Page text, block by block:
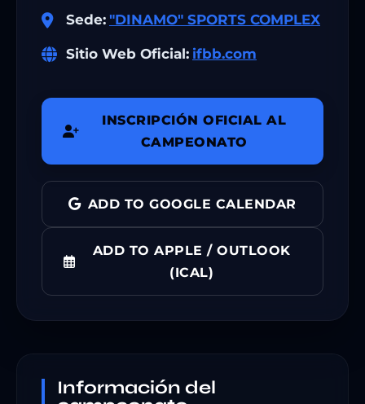
Sede: "DINAMO" SPORTS COMPLEX
Sitio Web Oficial: ifbb.com
INSCRIPCIÓN OFICIAL AL
CAMPEONATO
ADD TO GOOGLE CALENDAR
ADD TO APPLE / OUTLOOK
(ICAL)
Información del